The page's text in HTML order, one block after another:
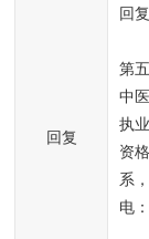
回复
回
第
中
执
资
系
电